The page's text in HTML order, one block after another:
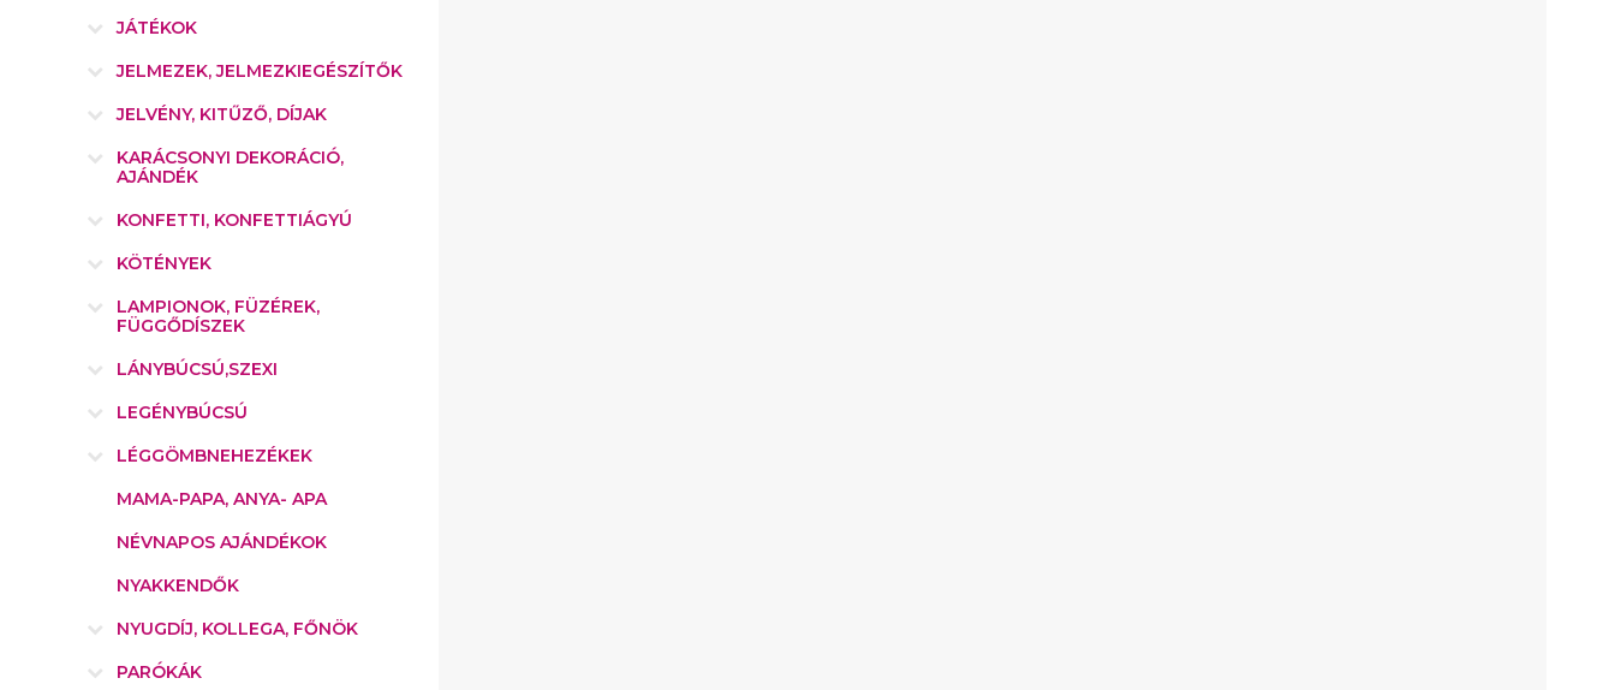
JÁTÉKOK
JELMEZEK, JELMEZKIEGÉSZÍTŐK
JELVÉNY, KITŰZŐ, DÍJAK
KARÁCSONYI DEKORÁCIÓ,
AJÁNDÉK
KONFETTI, KONFETTIÁGYÚ
KÖTÉNYEK
LAMPIONOK, FÜZÉREK,
FÜGGŐDÍSZEK
LÁNYBÚCSÚ,SZEXI
LEGÉNYBÚCSÚ
LÉGGÖMBNEHEZÉKEK
MAMA-PAPA, ANYA- APA
NÉVNAPOS AJÁNDÉKOK
NYAKKENDŐK
NYUGDÍJ, KOLLEGA, FŐNÖK
PARÓKÁK